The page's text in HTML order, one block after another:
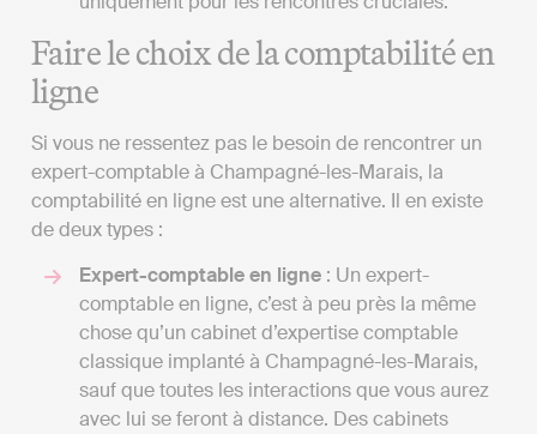
Faire le choix de la comptabilité en
ligne
Si vous ne ressentez pas le besoin de rencontrer un
expert-comptable à Champagné-les-Marais, la
comptabilité en ligne est une alternative. Il en existe
de deux types :
Expert-comptable en ligne : Un expert-
comptable en ligne, c’est à peu près la même
chose qu’un cabinet d’expertise comptable
classique implanté à Champagné-les-Marais,
sauf que toutes les interactions que vous aurez
avec lui se feront à distance. Des cabinets